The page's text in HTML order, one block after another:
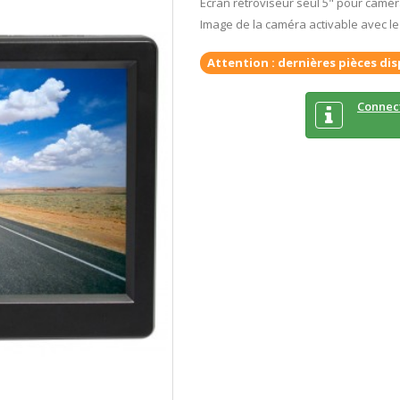
Image de la caméra activable avec
Attention : dernières pièces